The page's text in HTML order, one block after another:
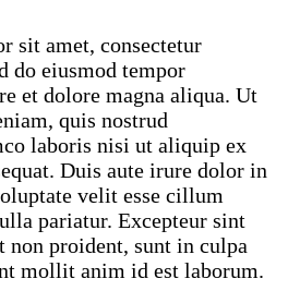
sit amet, consectetur
do eiusmod tempor
et dolore magna aliqua. Ut
quis nostrud
laboris nisi ut aliquip ex
Duis aute irure dolor in
velit esse cillum
pariatur. Excepteur sint
non proident, sunt in culpa
mollit anim id est laborum.